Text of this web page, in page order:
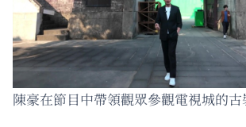
陳豪在節目中帶領觀眾參觀電視城的古